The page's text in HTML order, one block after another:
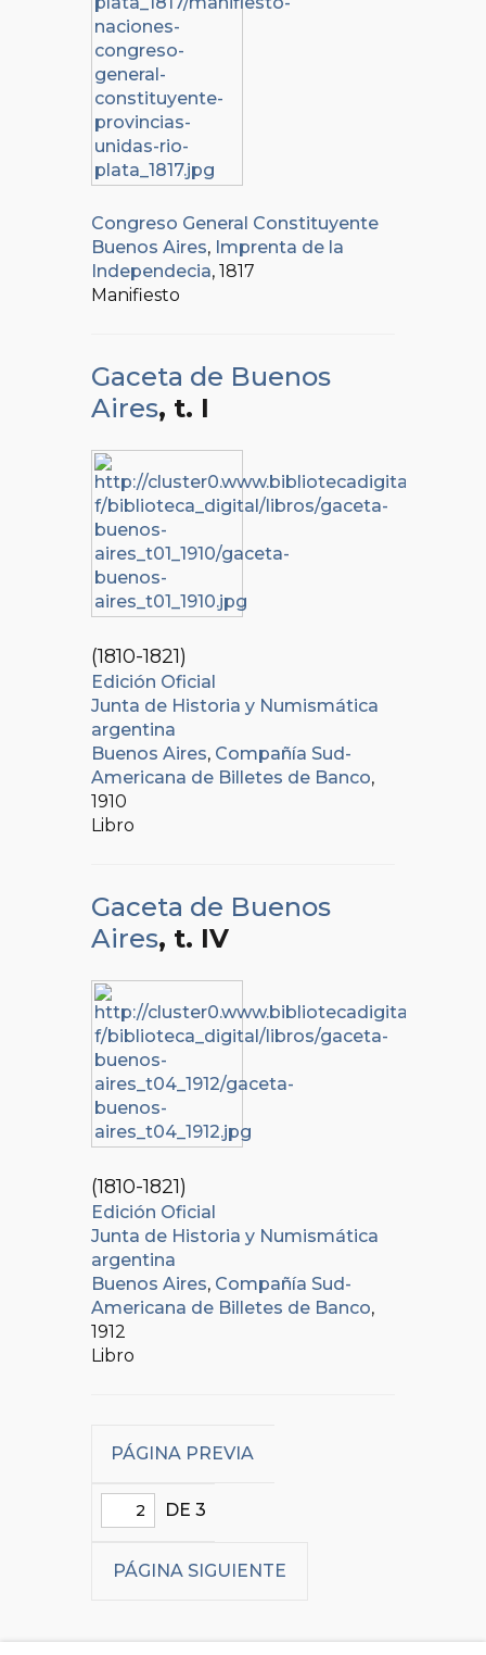
Congreso General Constituyente
Buenos Aires, Imprenta de la
Independecia, 1817
Manifiesto
Gaceta de Buenos
Aires, t. I
(1810-1821)
Edición Oficial
Junta de Historia y Numismática
argentina
Buenos Aires, Compañía Sud-
Americana de Billetes de Banco,
1910
Libro
Gaceta de Buenos
Aires, t. IV
(1810-1821)
Edición Oficial
Junta de Historia y Numismática
argentina
Buenos Aires, Compañía Sud-
Americana de Billetes de Banco,
1912
Libro
PÁGINA PREVIA
DE 3
PÁGINA SIGUIENTE